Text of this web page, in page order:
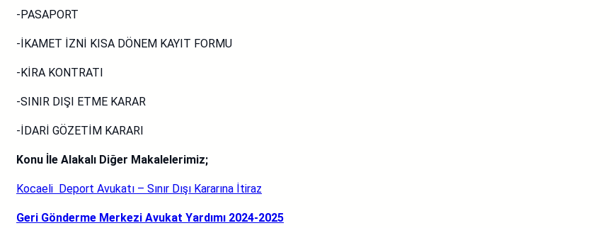
-PASAPORT
-İKAMET İZNİ KISA DÖNEM KAYIT FORMU
-KİRA KONTRATI
-SINIR DIŞI ETME KARAR
-İDARİ GÖZETİM KARARI
Konu İle Alakalı Diğer Makalelerimiz;
Kocaeli Deport Avukatı – Sınır Dışı Kararına İtiraz
Geri Gönderme Merkezi Avukat Yardımı 2024-2025